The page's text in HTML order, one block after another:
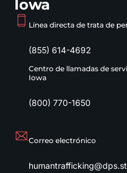
Iowa
Línea directa de trata de
(855) 614-4692
Centro de llamadas de
Iowa
(800) 770-1650
Correo electrónico